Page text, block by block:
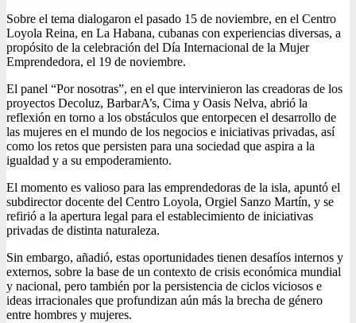
Sobre el tema dialogaron el pasado 15 de noviembre, en el Centro
Loyola Reina, en La Habana, cubanas con experiencias diversas, a
propósito de la celebración del Día Internacional de la Mujer
Emprendedora, el 19 de noviembre.
El panel “Por nosotras”, en el que intervinieron las creadoras de los
proyectos Decoluz, BarbarA’s, Cima y Oasis Nelva, abrió la
reflexión en torno a los obstáculos que entorpecen el desarrollo de
las mujeres en el mundo de los negocios e iniciativas privadas, así
como los retos que persisten para una sociedad que aspira a la
igualdad y a su empoderamiento.
El momento es valioso para las emprendedoras de la isla, apuntó el
subdirector docente del Centro Loyola, Orgiel Sanzo Martín, y se
refirió a la apertura legal para el establecimiento de iniciativas
privadas de distinta naturaleza.
Sin embargo, añadió, estas oportunidades tienen desafíos internos y
externos, sobre la base de un contexto de crisis económica mundial
y nacional, pero también por la persistencia de ciclos viciosos e
ideas irracionales que profundizan aún más la brecha de género
entre hombres y mujeres.